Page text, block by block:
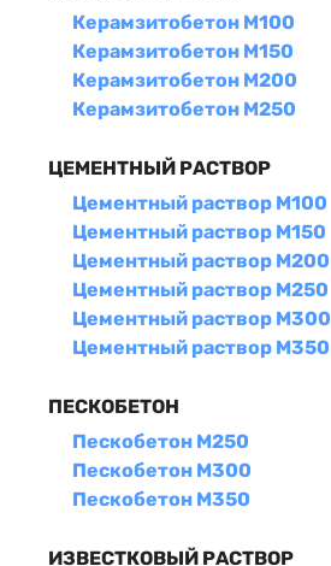
Керамзитобетон М100
Керамзитобетон М150
Керамзитобетон М200
Керамзитобетон М250
ЦЕМЕНТНЫЙ РАСТВОР
Цементный раствор М100
Цементный раствор М150
Цементный раствор М200
Цементный раствор М250
Цементный раствор М300
Цементный раствор М350
ПЕСКОБЕТОН
Пескобетон М250
Пескобетон М300
Пескобетон М350
ИЗВЕСТКОВЫЙ РАСТВОР